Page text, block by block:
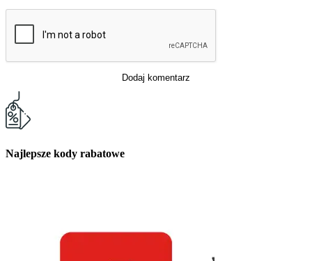
Dodaj komentarz
Najlepsze kody rabatowe